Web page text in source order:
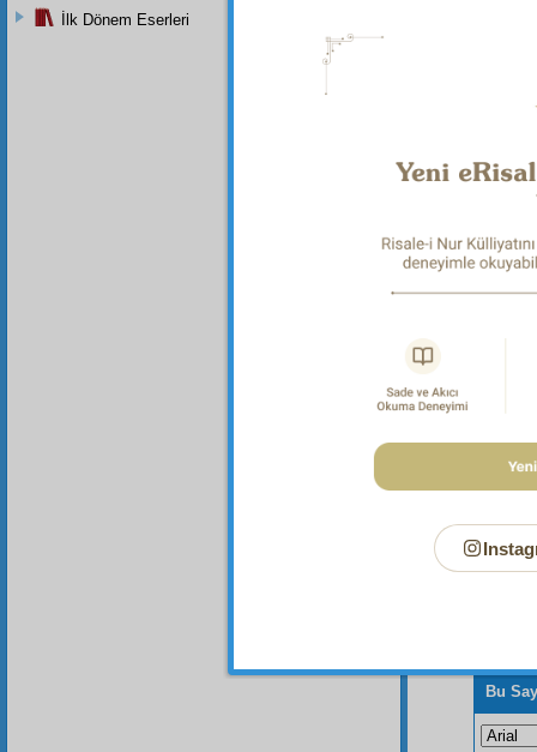
Dipnot-1
bütün
Bu
İlk Dönem Eserleri